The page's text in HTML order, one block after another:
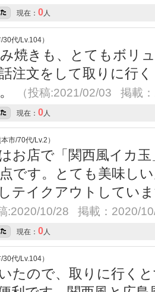
現在： 0人
代/Lv.104）
焼きも、とてもボリ
注文をして取りに行
（投稿:2021/02/03 掲載
現在： 0人
市/70代/Lv.2）
お店で「関西風イカ
です。とても美味し
テイクアウトしてい
稿:2020/10/28 掲載：2020/
現在： 0人
代/Lv.104）
たので、取りに行く